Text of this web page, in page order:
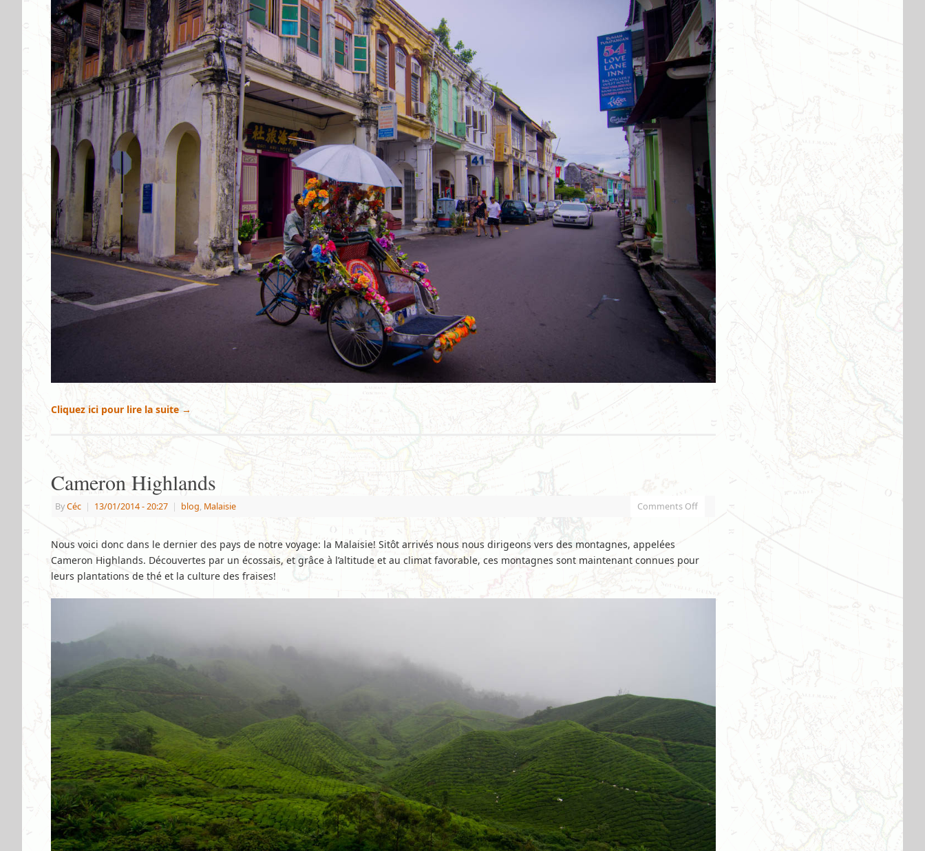
Cliquez ici pour lire la suite →
Cameron Highlands
ByCéc | 13/01/2014- 20:27 | blog, Malaisie Comments Off
Nous voici donc dans le dernier des pays de notre voyage: la Malaisie! Sitôt arrivés nous nous dirigeons vers des montagnes, appelées
Cameron Highlands. Découvertes par un écossais, et grâce à l’altitude et au climat favorable, ces montagnes sont maintenant connues pour
leurs plantations de thé et la culture des fraises!